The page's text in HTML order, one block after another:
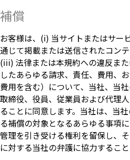
補償
お客様は、(i) 当サイトまたはサー
通じて掲載または送信されたコン
(iii) 法律または本規約への違反ま
したあらゆる請求、責任、費用、
費用を含む）について、当社、当
取締役、役員、従業員および代理
ることに同意します。当社は、当
る補償の対象となるあらゆる事項
管理を引き受ける権利を留保し、
に対する当社の弁護に協力すること